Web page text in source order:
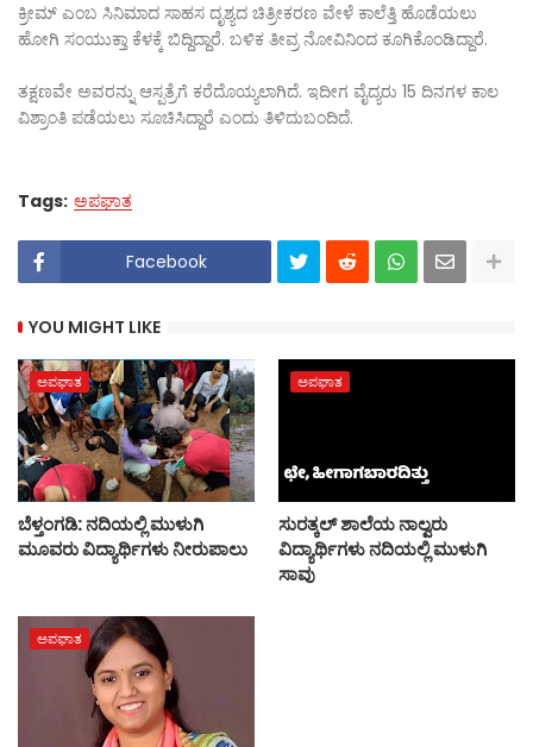
ಕ್ರೀಮ್ ಎಂಬ ಸಿನಿಮಾದ ಸಾಹಸ ದೃಶ್ಯದ ಚಿತ್ರೀಕರಣ ವೇಳೆ ಕಾಲೆತ್ತಿ ಹೊಡೆಯಲು
ಹೋಗಿ ಸಂಯುಕ್ತಾ ಕೆಳಕ್ಕೆ ಬಿದ್ದಿದ್ದಾರೆ. ಬಳಿಕ ತೀವ್ರ ನೋವಿನಿಂದ ಕೂಗಿಕೊಂಡಿದ್ದಾರೆ.
ತಕ್ಷಣವೇ ಅವರನ್ನು ಆಸ್ಪತ್ರೆಗೆ ಕರೆದೊಯ್ಯಲಾಗಿದೆ. ಇದೀಗ ವೈದ್ಯರು 15 ದಿನಗಳ ಕಾಲ
ವಿಶ್ರಾಂತಿ ಪಡೆಯಲು ಸೂಚಿಸಿದ್ದಾರೆ ಎಂದು ತಿಳಿದುಬಂದಿದೆ.
Tags: ಅಪಘಾತ
Facebook
YOU MIGHT LIKE
ಅಪಘಾತ
ಬೆಳ್ತಂಗಡಿ: ನದಿಯಲ್ಲಿ ಮುಳುಗಿ
ಮೂವರು ವಿದ್ಯಾರ್ಥಿಗಳು ನೀರುಪಾಲು
ಅಪಘಾತ
ಸುರತ್ಕಲ್‌ ಶಾಲೆಯ ನಾಲ್ವರು
ವಿದ್ಯಾರ್ಥಿಗಳು ನದಿಯಲ್ಲಿ ಮುಳುಗಿ
ಸಾವು
ಅಪಘಾತ